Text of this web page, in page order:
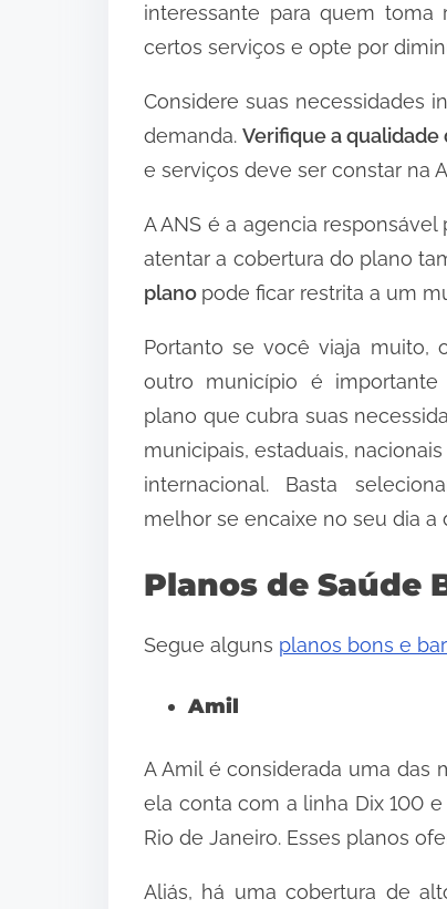
interessante para quem
certos serviços e opte por
Considere suas necessidades
demanda.Verifique a
e serviços deve ser constar na
A ANS é a agencia
atentar a cobertura do plano
plano pode ficar restrita a um
Portanto se você viaja muito,
outro município é importante
plano que cubra suas
municipais, estaduais,
internacional. Basta
melhor se encaixe no seu dia a
Planos de Saúde
Segue alguns planos bons e
Amil
A Amil é considerada uma das
ela conta com a linha Dix 100
Rio de Janeiro. Esses planos
Aliás, há uma cobertura de